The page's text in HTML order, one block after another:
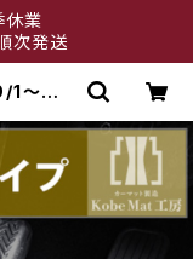
業
次発送
1〜 C
ャルタ